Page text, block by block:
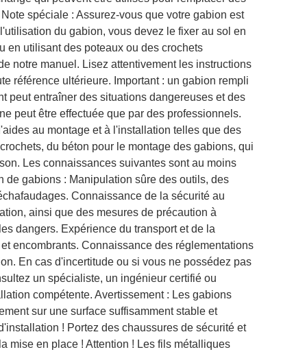
spéciale : Assurez-vous que votre gabion est
du gabion, vous devez le fixer au sol en
en utilisant des poteaux ou des crochets
notre manuel. Lisez attentivement les instructions
référence ultérieure. Important : un gabion rempli
peut entraîner des situations dangereuses et des
peut être effectuée que par des professionnels.
au montage et à l'installation telles que des
du béton pour le montage des gabions, qui
Les connaissances suivantes sont au moins
de gabions : Manipulation sûre des outils, des
Connaissance de la sécurité au
ainsi que des mesures de précaution à
dangers. Expérience du transport et de la
encombrants. Connaissance des réglementations
En cas d'incertitude ou si vous ne possédez pas
un spécialiste, un ingénieur certifié ou
compétente. Avertissement : Les gabions
sur une surface suffisamment stable et
! Portez des chaussures de sécurité et
mise en place ! Attention ! Les fils métalliques